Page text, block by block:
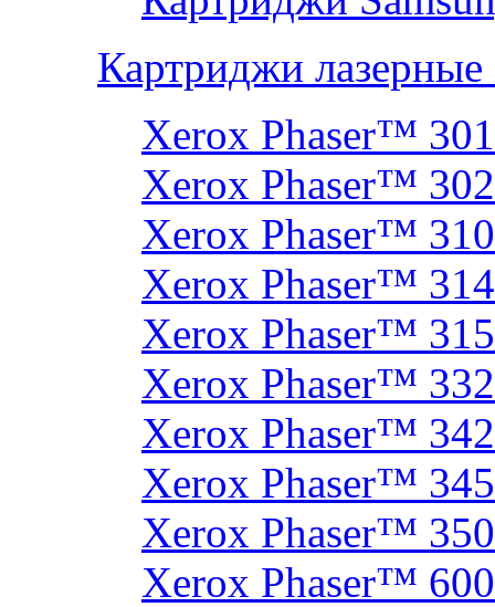
Картриджи
Xerox Phaser™
Xerox Phaser™
Xerox Phaser™
Xerox Phaser™
Xerox Phaser™
Xerox Phaser™
Xerox Phaser™
Xerox Phaser™
Xerox Phaser™
Xerox Phaser™